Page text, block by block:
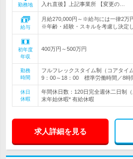
勤務地
入れ直後】上記事業所 【変更の…
給与
月給270,000円～※給与には一律2万
※年齢・経験・スキルを考慮し決定
初年度
年収
400万円～500万円
勤務
時間
フルフレックスタイム制（コアタイ
9：00～18：00 標準労働時間／8
休日
休暇
年間休日数：120日完全週休二日制
末年始休暇* 有給休暇
求人詳細を見る